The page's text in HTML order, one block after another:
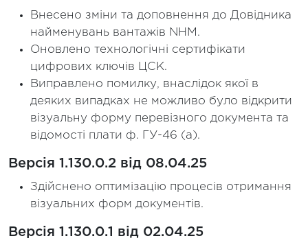
Внесено зміни та доповнення до Довідника
найменувань вантажів NHM.
Оновлено технологічні сертифікати
цифрових ключів ЦСК.
Виправлено помилку, внаслідок якої в
деяких випадках не можливо було відкрити
візуальну форму перевізного документа та
відомості плати ф. ГУ-46 (а).
Версія 1.130.0.2 від 08.04.25
Здійснено оптимізацію процесів отримання
візуальних форм документів.
Версія 1.130.0.1 від 02.04.25